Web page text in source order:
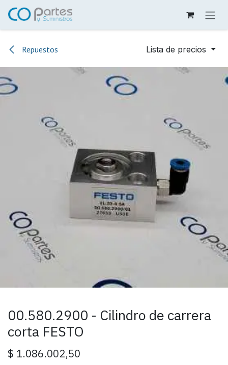
Ir al contenido
Repuestos Lista de precios
00.580.2900 - Cilindro de carrera
corta FESTO
$ 1.086.002,50